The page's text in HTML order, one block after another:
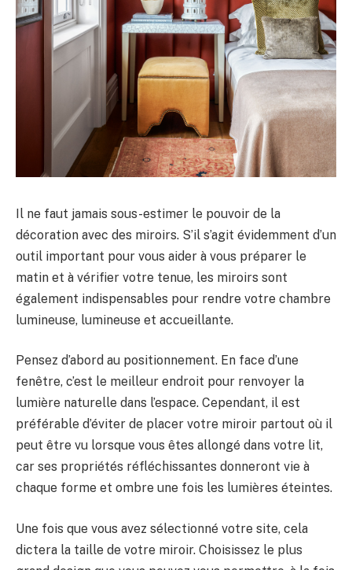
Il ne faut jamais sous-estimer le pouvoir de la
décoration avec des miroirs. S’il s’agit évidemment d’un
outil important pour vous aider à vous préparer le
matin et à vérifier votre tenue, les miroirs sont
également indispensables pour rendre votre chambre
lumineuse, lumineuse et accueillante.
Pensez d’abord au positionnement. En face d’une
fenêtre, c’est le meilleur endroit pour renvoyer la
lumière naturelle dans l’espace. Cependant, il est
préférable d’éviter de placer votre miroir partout où il
peut être vu lorsque vous êtes allongé dans votre lit,
car ses propriétés réfléchissantes donneront vie à
chaque forme et ombre une fois les lumières éteintes.
Une fois que vous avez sélectionné votre site, cela
dictera la taille de votre miroir. Choisissez le plus